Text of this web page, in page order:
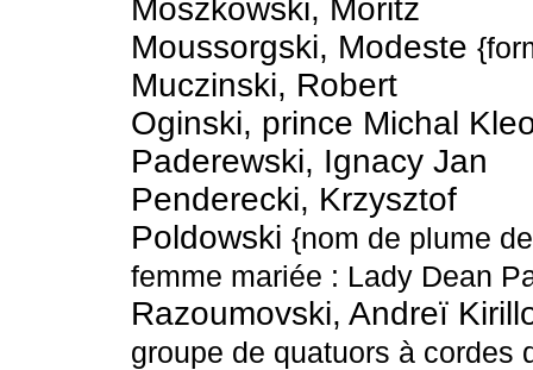
Moszkowski, Moritz
Moussorgski, Modeste
Muczinski, Robert
Oginski, prince Michal
Paderewski, Ignacy Jan
Penderecki, Krzysztof
Poldowski {nom de plume
femme mariée : Lady Dean
Razoumovski, Andreï
groupe de quatuors à cordes